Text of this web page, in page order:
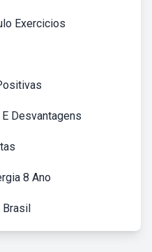
Exercicios
Desvantagens
8 Ano
Brasil